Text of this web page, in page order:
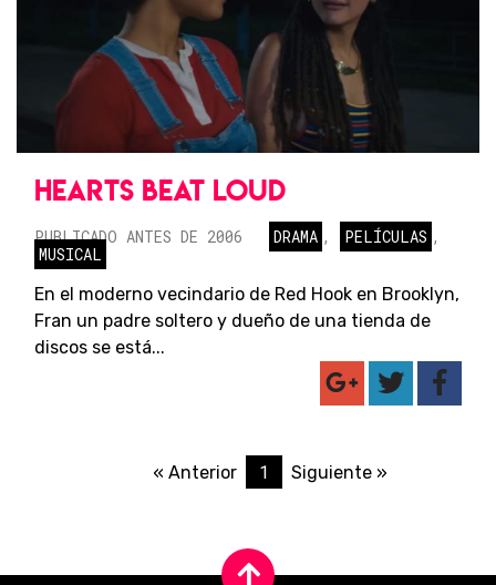
HEARTS BEAT LOUD
PUBLICADO ANTES DE 2006 DRAMA , PELÍCULAS ,
MUSICAL
En el moderno vecindario de Red Hook en Brooklyn,
Fran un padre soltero y dueño de una tienda de
discos se está...
« Anterior 1 Siguiente »